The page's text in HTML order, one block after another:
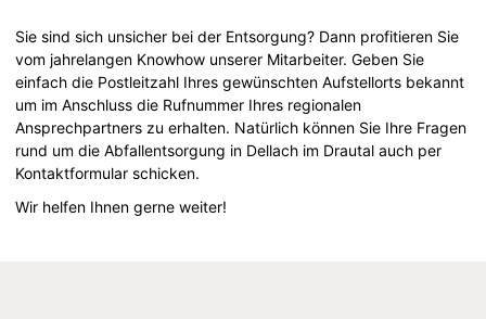
Sie sind sich unsicher bei der Entsorgung? Dann profitieren Sie
vom jahrelangen Knowhow unserer Mitarbeiter. Geben Sie
einfach die Postleitzahl Ihres gewünschten Aufstellorts bekannt
um im Anschluss die Rufnummer Ihres regionalen
Ansprechpartners zu erhalten. Natürlich können Sie Ihre Fragen
rund um die Abfallentsorgung in Dellach im Drautal auch per
Kontaktformular schicken.
Wir helfen Ihnen gerne weiter!